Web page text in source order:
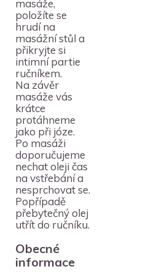
masáže,
položíte se
hrudí na
masážní stůl a
přikryjte si
intimní partie
ručníkem.
Na závěr
masáže vás
krátce
protáhneme
jako při józe.
Po masáži
doporučujeme
nechat oleji čas
na vstřebání a
nesprchovat se.
Popřípadě
přebytečný olej
utřít do ručníku.
Obecné
informace